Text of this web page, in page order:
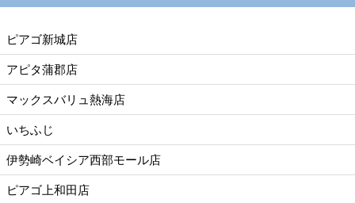
ピアゴ新城店
アピタ蒲郡店
マックスバリュ熱海店
いちふじ
伊勢崎ベイシア西部モール店
ピアゴ上和田店